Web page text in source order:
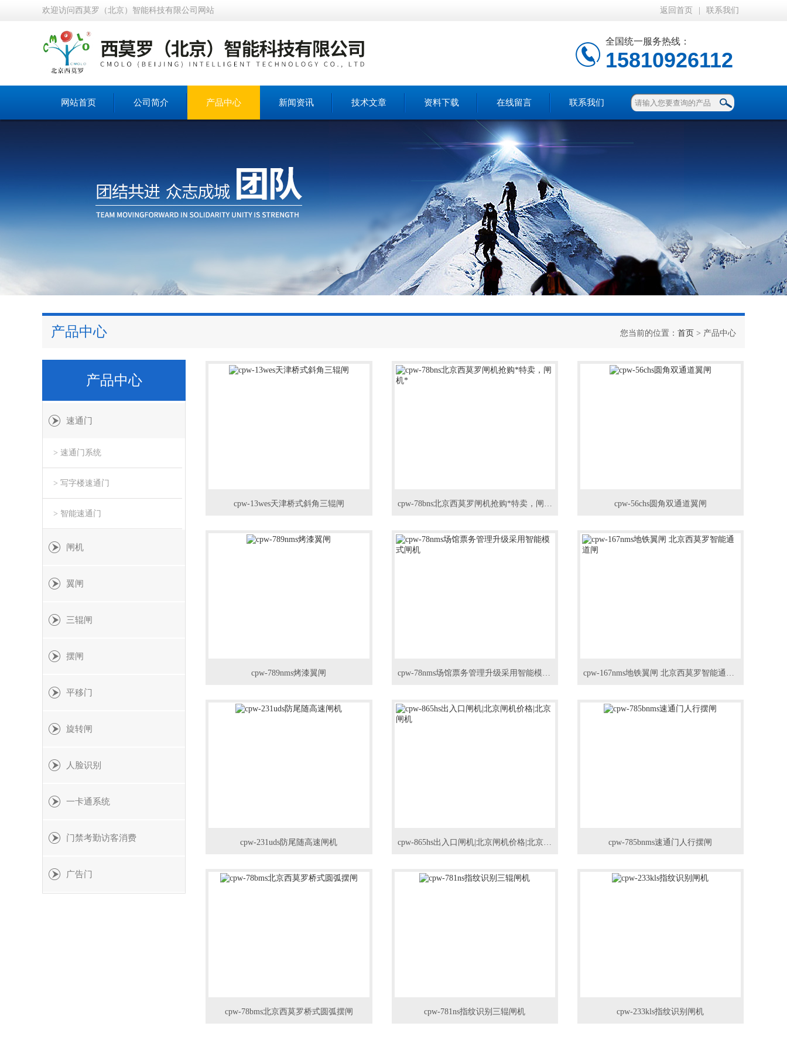
欢迎访问西莫罗（北京）智能科技有限公司网站 返回首页 联系我们
全国统一服务热线：
15810926112
网站首页 公司简介 产品中心 新闻资讯 技术文章 资料下载 在线留言 联系我们
产品中心 您当前的位置： 首页 > 产品中心
产品中心
速通门
> 速通门系统
> 写字楼速通门
> 智能速通门
闸机
翼闸
三辊闸
摆闸
平移门
旋转闸
人脸识别
一卡通系统
门禁考勤访客消费
广告门
cpw-13wes天津桥式斜角三辊闸 cpw-78bns北京西莫罗闸机抢购*特卖，闸机* cpw-56chs圆角双通道翼闸
cpw-789nms烤漆翼闸 cpw-78nms场馆票务管理升级采用智能模式闸机 cpw-167nms地铁翼闸 北京西莫罗智能通道闸
cpw-231uds防尾随高速闸机 cpw-865hs出入口闸机|北京闸机价格|北京闸机 cpw-785bnms速通门人行摆闸
cpw-78bms北京西莫罗桥式圆弧摆闸 cpw-781ns指纹识别三辊闸机 cpw-233kls指纹识别闸机